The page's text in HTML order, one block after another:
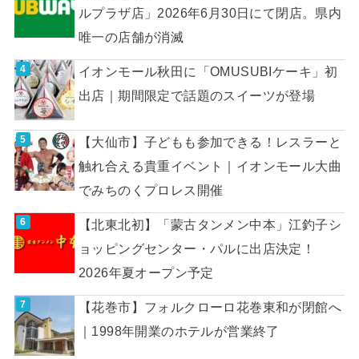
ルプラザ店」2026年6月30日にて閉店。県内
唯一の店舗が消滅
イオンモール秋田に「OMUSUBIケーキ」初
出店｜期間限定で話題のスイーツが登場
【大仙市】子どもも参加できる！レスラーと
触れ合える貴重イベント｜イオンモール大曲
でみちのくプロレス開催
【北東北初】「蒙古タンメン中本」江釣子シ
ョッピングセンター・パルに出店決定！
2026年夏オープン予定
【花巻市】フォルクローロ花巻東和が閉館へ
｜1998年開業のホテルが営業終了